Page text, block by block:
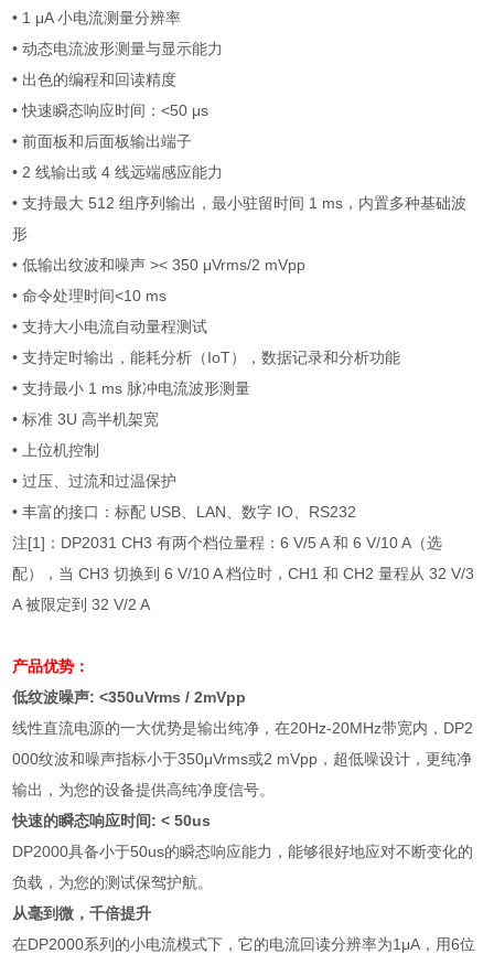
• 1 μA小电流测量分辨率
•动态电流波形测量与显示能力
• 出色的编程和回读精度
•快速瞬态响应时间：<50 μs
• 前面板和后面板输出端子
• 2 线输出或 4 线远端感应能力
• 支持最大 512 组序列输出，最小驻留时间 1 ms，内置多种基础波
形
• 低输出纹波和噪声 >< 350 μVrms/2 mVpp
•命令处理时间<10 ms
•支持大小电流自动量程测试
•支持定时输出，能耗分析（IoT），数据记录和分析功能
•支持最小 1 ms 脉冲电流波形测量
•标准 3U高半机架宽
•
上位机控制
•过压、过流和过温保护
•丰富的接口：标配 USB LAN 、数字 IO
RS232
注[1] ： DP2031 CH3有两个档位量程：6 V/5 A和 6 V/10 A （选
配），当 CH3切换到 6 V/10 A档位时，CH1和 CH2量程从 32 V/3
A被限定到 32 V/2 A
产品优势：
低纹波噪声: <350uVrms / 2mVpp
线性直流电源的一大优势是输出纯净，在20Hz-20MHz带宽内， DP2
000纹波和噪声指标小于350μVrms或2 mVpp ，超低噪设计，更纯净
输出，为您的设备提供高纯净度信号。
快速的瞬态响应时间: < 50us
DP2000具备小于50us的瞬态响应能力，能够很好地应对不断变化的
负载，为您的测试保驾护航。
从毫到微，千倍提升
在DP2000系列的小电流模式下，它的电流回读分辨率为1μA ，用6位